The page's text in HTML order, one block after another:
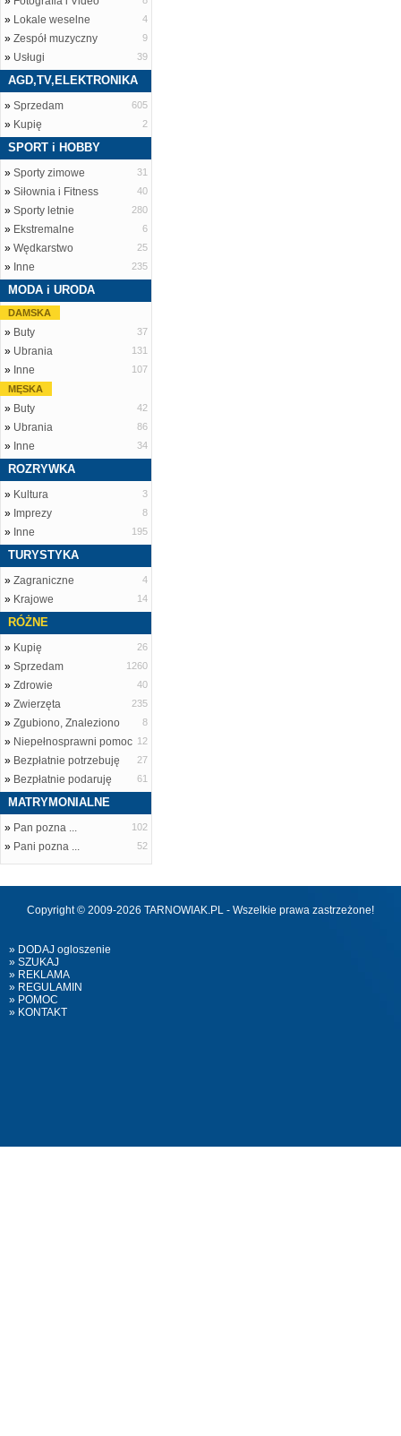
» Lokale weselne 4
» Zespół muzyczny 9
» Usługi 39
AGD,TV,ELEKTRONIKA
» Sprzedam 605
» Kupię 2
SPORT i HOBBY
» Sporty zimowe 31
» Siłownia i Fitness 40
» Sporty letnie 280
» Ekstremalne 6
» Wędkarstwo 25
» Inne 235
MODA i URODA
DAMSKA
» Buty 37
» Ubrania 131
» Inne
107
MĘSKA
» Buty 42
» Ubrania 86
» Inne 34
ROZRYWKA
» Kultura 3
» Imprezy 8
» Inne 195
TURYSTYKA
» Zagraniczne 4
» Krajowe 14
RÓŻNE
» Kupię 26
» Sprzedam 1260
» Zdrowie 40
» Zwierzęta 235
» Zgubiono, Znaleziono 8
» Niepełnosprawni pomoc 12
» Bezpłatnie potrzebuję 27
» Bezpłatnie podaruję 61
MATRYMONIALNE
» Pan pozna ... 102
» Pani pozna ... 52
Copyright © 2009-2026 TARNOWIAK.PL - Wszelkie prawa zastrzeżone!
» DODAJ ogloszenie
» SZUKAJ
» REKLAMA
» REGULAMIN
» POMOC
» KONTAKT